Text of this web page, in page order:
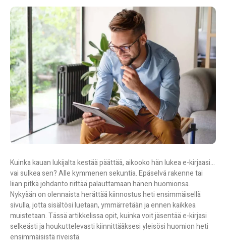
Kuinka kauan lukijalta kestää päättää, aikooko hän lukea e-kirjaasi…
vai sulkea sen? Alle kymmenen sekuntia. Epäselvä rakenne tai
liian pitkä johdanto riittää palauttamaan hänen huomionsa.
Nykyään on olennaista herättää kiinnostus heti ensimmäisellä
sivulla, jotta sisältösi luetaan, ymmärretään ja ennen kaikkea
muistetaan.Tässä artikkelissa opit, kuinka voit jäsentää e-kirjasi
selkeästi ja houkuttelevasti kiinnittääksesi yleisösi huomion heti
ensimmäisistä riveistä.